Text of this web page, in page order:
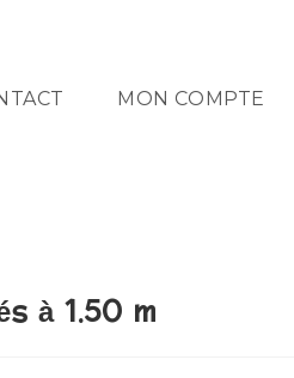
MON COMPTE
à 1.50 m